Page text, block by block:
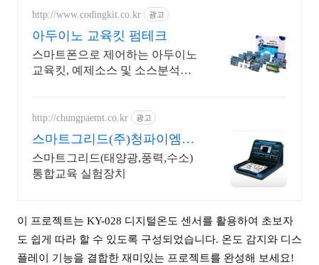
http://www.codingkit.co.kr 광고
아두이노 교육킷 펌테크
스마트폰으로 제어하는 아두이노
교육킷, 예제소스 및 소스분석이
http://chungpaemt.co.kr 광고
스마트그리드(주)청파이엠티
교육장비 잘 만드는 업체
스마트그리드(태양광,풍력,수소)
통합교육 실험장치
이 프로젝트는 KY-028 디지털온도 센서를 활용하여 초보자
도 쉽게 따라 할 수 있도록 구성되었습니다. 온도 감지와 디스
플레이 기능을 결합한 재미있는 프로젝트를 완성해 보세요!